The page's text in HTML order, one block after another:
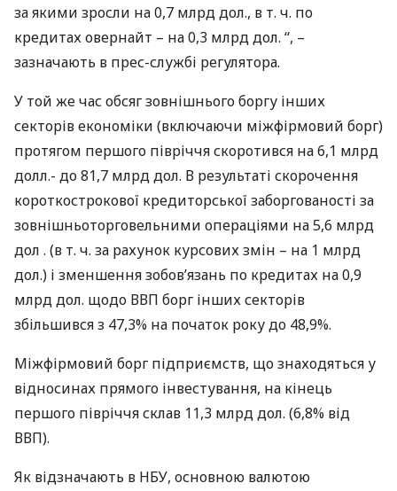
за якими зросли на 0,7 млрд дол., в т. ч. по
кредитах овернайт – на 0,3 млрд дол. “, –
зазначають в прес-службі регулятора.
У той же час обсяг зовнішнього боргу інших
секторів економіки (включаючи міжфірмовий борг)
протягом першого півріччя скоротився на 6,1 млрд
долл.- до 81,7 млрд дол. В результаті скорочення
короткострокової кредиторської заборгованості за
зовнішньоторговельними операціями на 5,6 млрд
дол . (в т. ч. за рахунок курсових змін – на 1 млрд
дол.) і зменшення зобов’язань по кредитах на 0,9
млрд дол. щодо ВВП борг інших секторів
збільшився з 47,3% на початок року до 48,9%.
Міжфірмовий борг підприємств, що знаходяться у
відносинах прямого інвестування, на кінець
першого півріччя склав 11,3 млрд дол. (6,8% від
ВВП).
Як відзначають в НБУ, основною валютою